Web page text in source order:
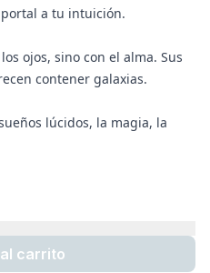
a tu intuición.
ojos, sino con el alma. Sus
contener galaxias.
lúcidos, la magia, la
carrito